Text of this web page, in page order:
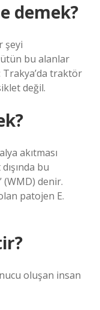
demek?
şeyi
bu alanlar
traktör
değil.
akıtması
bu
(WMD) denir.
patojen E.
oluşan insan